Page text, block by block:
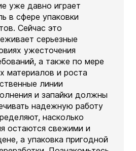
уже давно играет
в сфере упаковки
Сейчас это
серьезные
ужесточения
а также по мере
материалов и роста
линии
и запайки должны
надежную работу
насколько
остаются свежими и
а упаковка пригодной